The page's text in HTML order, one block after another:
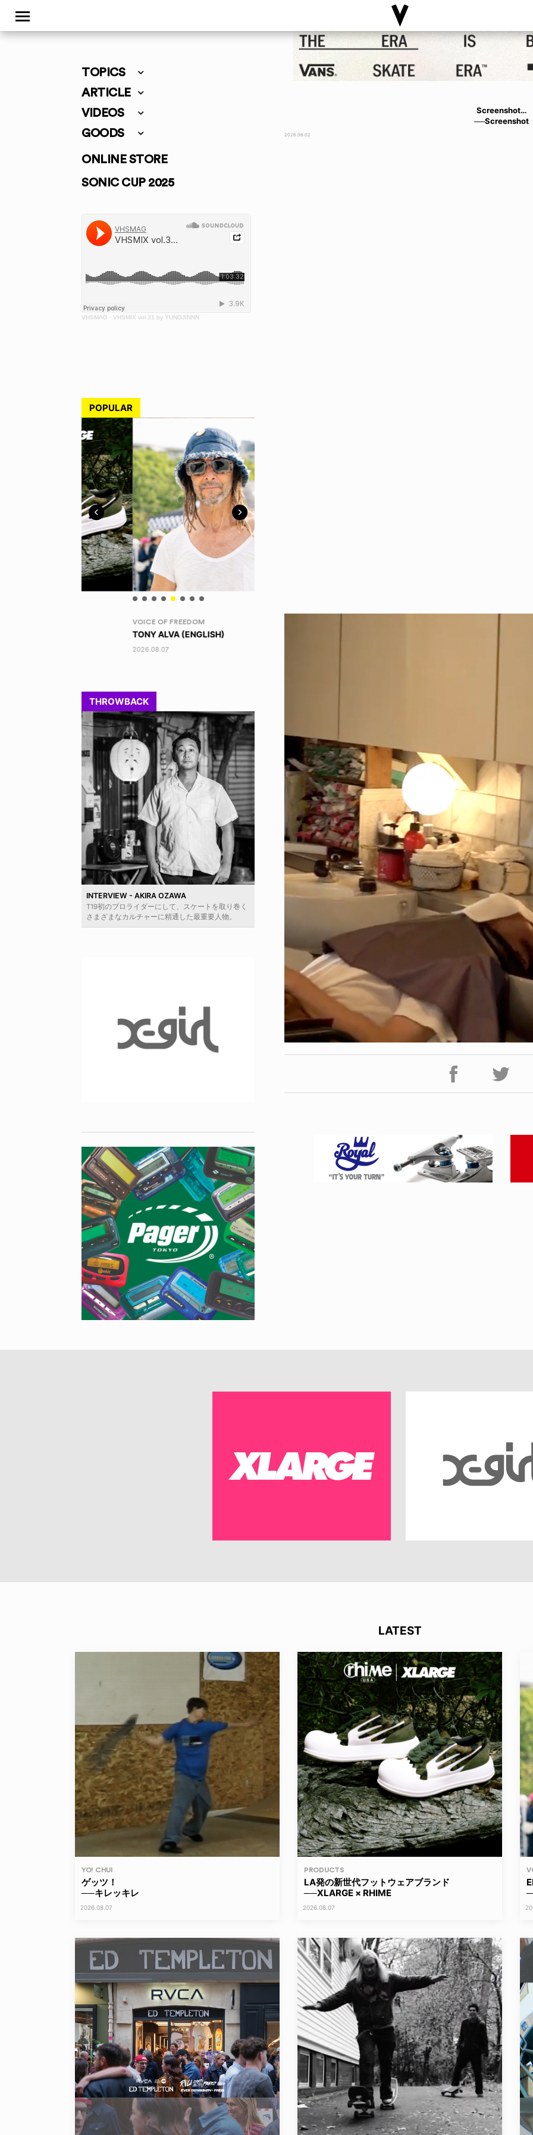
TOPICS
ARTICLE
VIDEOS
GOODS
ONLINE STORE
SONIC CUP 2025
VHSMAG · VHSMIX vol.31 by YUNGJINNN
POPULAR
VOICE OF FREEDOM
TONY ALVA (ENGLISH)
THROWBACK
INTERVIEW - AKIRA OZAWA
T19初のプロライダーにして、スケートを取り巻く
さまざまなカルチャーに精通した最重要人物。
Screenshot…
──Screenshot
2026.06.02
LATEST
YO! CHUI
ゲッツ！
──キレッキレ
2026.08.07
PRODUCTS
LA発の新世代フットウェアブランド
──XLARGE × RHIME
2026.08.07